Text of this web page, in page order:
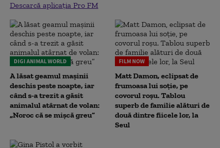
Descarcă aplicația Pro FM
DIGI ANIMAL WORLD
A lăsat geamul mașinii
deschis peste noapte, iar
când s-a trezit a găsit
animalul atârnat de volan:
„Noroc că se mișcă greu”
FILM NOW
Matt Damon, eclipsat de
frumoasa lui soție, pe
covorul roșu. Tablou
superb de familie alături de
două dintre fiicele lor, la
Seul